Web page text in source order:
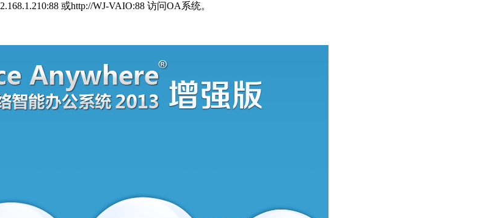
或http://WJ-VAIO:88 访问OA系统。